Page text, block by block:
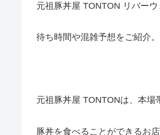
元祖豚丼屋 TONTON リバー
待ち時間や混雑予想をご紹介。
元祖豚丼屋 TONTONは、本場
豚丼を食べることができるお店